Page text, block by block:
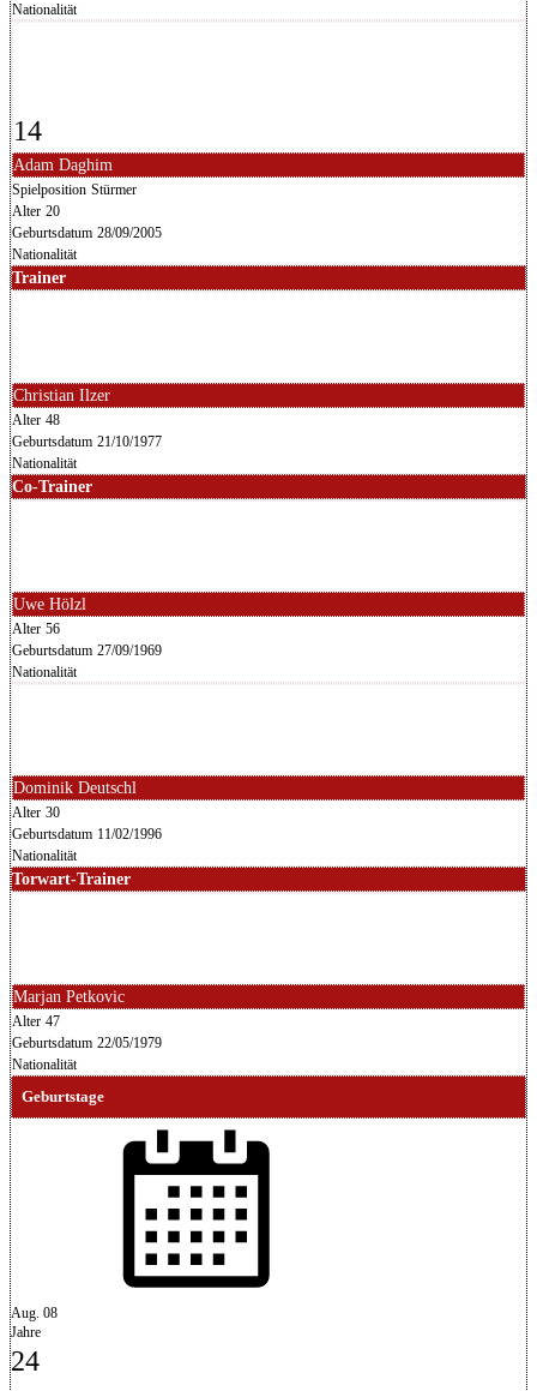
Nationalität
14
Adam Daghim
Spielposition Stürmer
Alter 20
Geburtsdatum 28/09/2005
Nationalität
Trainer
Christian Ilzer
Alter 48
Geburtsdatum 21/10/1977
Nationalität
Co-Trainer
Uwe Hölzl
Alter 56
Geburtsdatum 27/09/1969
Nationalität
Dominik Deutschl
Alter 30
Geburtsdatum 11/02/1996
Nationalität
Torwart-Trainer
Marjan Petkovic
Alter 47
Geburtsdatum 22/05/1979
Nationalität
Geburtstage
Aug. 08
Jahre
24